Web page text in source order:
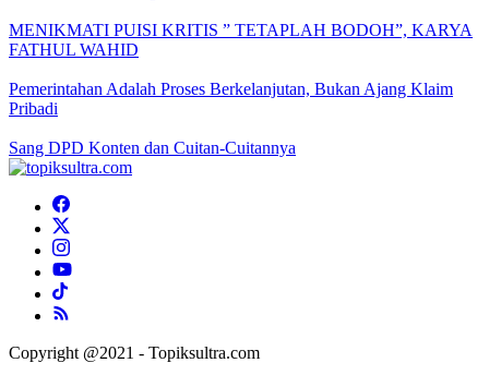
MENIKMATI PUISI KRITIS ” TETAPLAH BODOH”, KARYA
FATHUL WAHID
Pemerintahan Adalah Proses Berkelanjutan, Bukan Ajang Klaim
Pribadi
Sang DPD Konten dan Cuitan-Cuitannya
Copyright @2021 - Topiksultra.com